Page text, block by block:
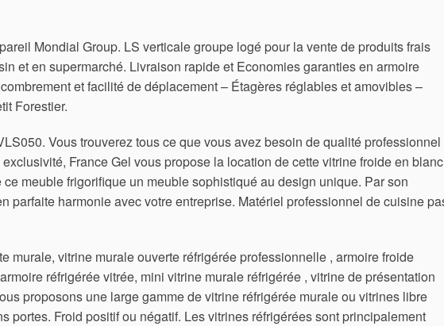
Mondial Group. LS verticale groupe logé pour la vente de produits frais
et en supermarché. Livraison rapide et Economies garanties en armoire
et facilité de déplacement – Étagères réglables et amovibles –
Forestier.
Vous trouverez tous ce que vous avez besoin de qualité professionnel
France Gel vous propose la location de cette vitrine froide en blanc
ce meuble frigorifique un meuble sophistiqué au design unique. Par son
parfaite harmonie avec votre entreprise. Matériel professionnel de cuisine
murale, vitrine murale ouverte réfrigérée professionnelle , armoire froide
réfrigérée vitrée, mini vitrine murale réfrigérée , vitrine de présentation
proposons une large gamme de vitrine réfrigérée murale ou vitrines libre
portes. Froid positif ou négatif. Les vitrines réfrigérées sont principalement